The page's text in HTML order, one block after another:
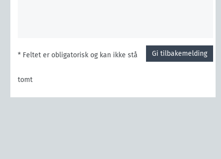
Gi tilbakemelding
* Feltet er obligatorisk og kan ikke stå
tomt